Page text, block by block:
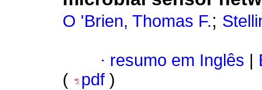
O 'Brien, Thomas F.;
· resumo em Inglês
(
pdf )